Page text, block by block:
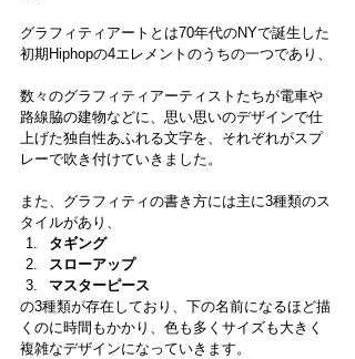
グラフィティアートとは70年代のNYで誕生した
初期Hiphopの4エレメントのうちの一つであり、
数々のグラフィティアーティストたちが電車や
路線脇の建物などに、思い思いのデザインで仕
上げた独自性あふれる文字を、それぞれがスプ
レーで吹き付けていきました。
また、グラフィティの書き方には主に3種類のス
タイルがあり、
タギング
スローアップ
マスターピース
の3種類が存在しており、下の名前になるほど描
くのに時間もかかり、色も多くサイズも大きく
複雑なデザインになっていきます。